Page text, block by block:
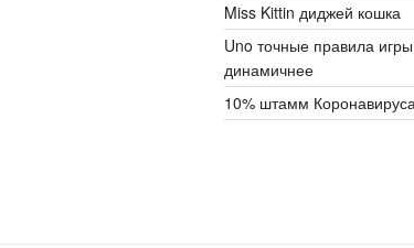
Miss Kittin диджей кошка
Uno точные правила
динамичнее
10% штамм